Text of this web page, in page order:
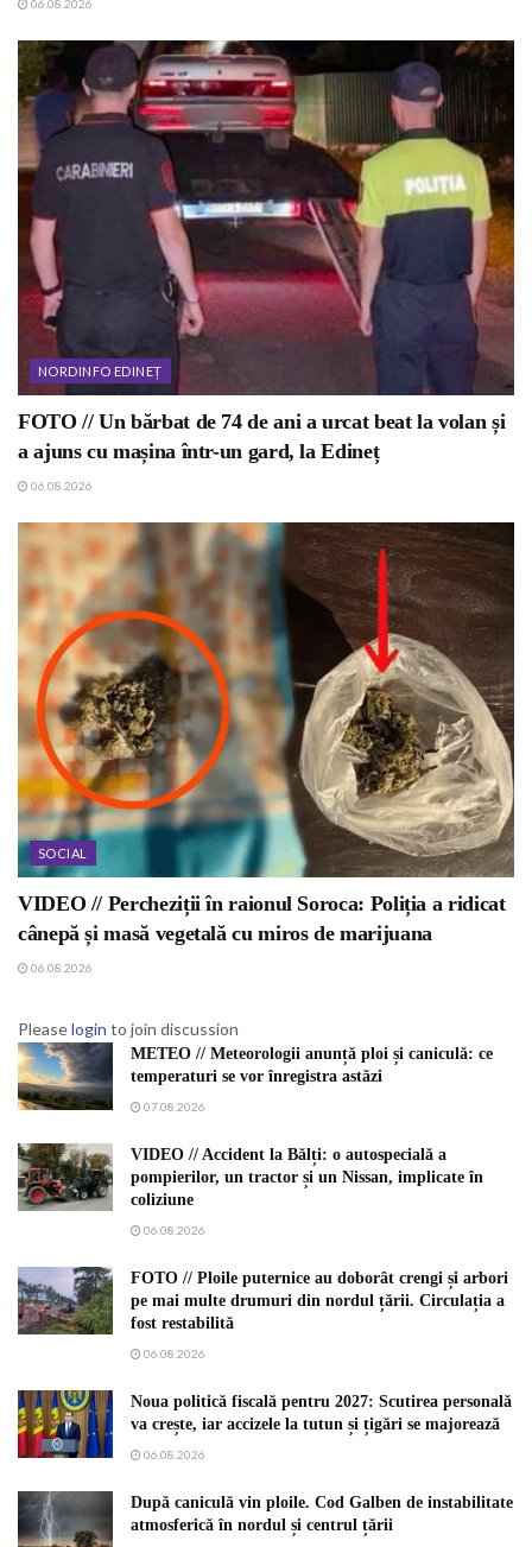
06.08.2026
NORDINFO EDINEȚ
FOTO // Un bărbat de 74 de ani a urcat beat la volan și
a ajuns cu mașina într-un gard, la Edineț
06.08.2026
SOCIAL
VIDEO // Percheziții în raionul Soroca: Poliția a ridicat
cânepă și masă vegetală cu miros de marijuana
06.08.2026
Pleaselogin to join discussion
METEO // Meteorologii anunță ploi și caniculă: ce
temperaturi se vor înregistra astăzi
07.08.2026
VIDEO // Accident la Bălți: o autospecială a
pompierilor, un tractor și un Nissan, implicate în
coliziune
06.08.2026
FOTO // Ploile puternice au doborât crengi și arbori
pe mai multe drumuri din nordul țării. Circulația a
fost restabilită
06.08.2026
Noua politică fiscală pentru 2027: Scutirea personală
va crește, iar accizele la tutun și țigări se majorează
06.08.2026
După caniculă vin ploile. Cod Galben de instabilitate
atmosferică în nordul și centrul țării